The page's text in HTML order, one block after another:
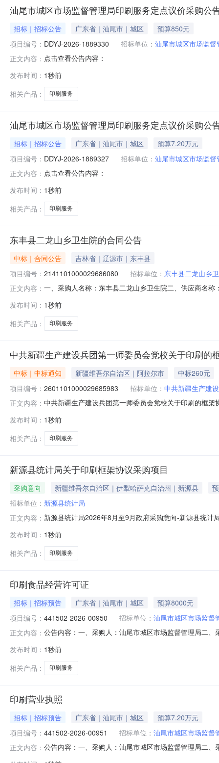
汕尾市城区市场监督管理局印刷服务定点议价采购公
招标｜招标公告 广东省｜汕尾市｜城区
预算850元
项目编号： DDYJ-2026-1889330 招标单位： 汕尾市城区市场监督
正文内容： 点击查看公告内容：
发布时间： 1秒前
相关产品：
印刷服务
汕尾市城区市场监督管理局印刷服务定点议价采购公
招标｜招标公告 广东省｜汕尾市｜城区
预算7.20万元
项目编号： DDYJ-2026-1889327 招标单位： 汕尾市城区市场监督
正文内容： 点击查看公告内容：
发布时间： 1秒前
相关产品：
印刷服务
东丰县二龙山乡卫生院的合同公告
中标｜合同公告
吉林省｜辽源市｜东丰县
项目编号： 2141101000029686080 招标单位： 东丰县二龙山乡
正文内容： 一、采购人名称：东丰县二龙山乡卫生院二、供应商名
5000.000.3819002印刷服务袋子定制印刷服务详见附件
发布时间： 1秒前
相关产品：
印刷服务
中共新疆生产建设兵团第一师委员会党校关于印刷的
中标｜中标通知 新疆维吾尔自治区｜阿拉尔市
中标260元
项目编号： 2601101000029685983 招标单位： 中共新疆生产建
正文内容： 中共新疆生产建设兵团第一师委员会党校关于印刷的框
（元）:预算总额（元）:项目所在行政区划编码:660100
发布时间： 1秒前
相关产品：
印刷服务
新源县统计局关于印刷框架协议采购项目
采购意向 新疆维吾尔自治区｜伊犁哈萨克自治州｜新源县
招标单位： 新源县统计局
正文内容： 新源县统计局2026年8月至9月政府采购意向-新源县统
称：新源县统计局关于印刷框架协议采购项目采购标的
务需满足的要求：统计法律
发布时间： 1秒前
相关产品：
印刷服务
印刷食品经营许可证
招标｜招标预告 广东省｜汕尾市｜城区
预算8000元
项目编号： 441502-2026-00950 招标单位： 汕尾市城区市场监督
正文内容： 公告内容：一、采购人：汕尾市城区市场监督管理局二
08-0820:54:41
发布时间： 1秒前
相关产品：
印刷服务
印刷营业执照
招标｜招标预告 广东省｜汕尾市｜城区
预算7.20万元
项目编号： 441502-2026-00951 招标单位： 汕尾市城区市场监督
正文内容： 公告内容：一、采购人：汕尾市城区市场监督管理局二